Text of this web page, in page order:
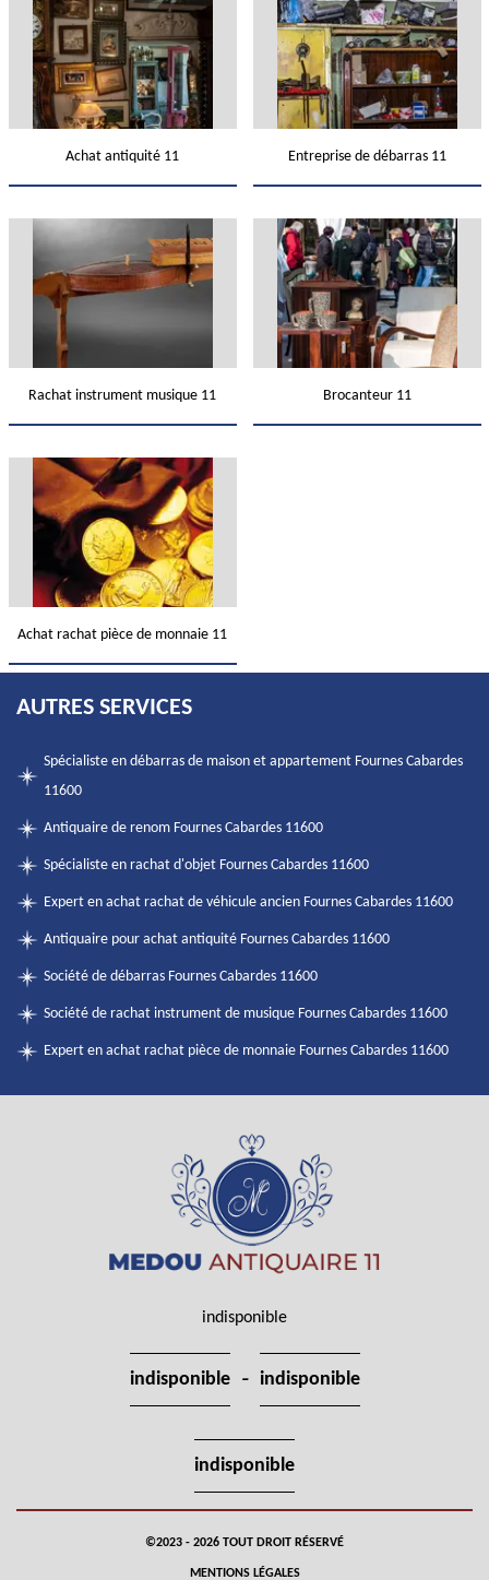
Achat antiquité 11 Entreprise de débarras 11
Rachat instrument musique 11 Brocanteur 11
Achat rachat pièce de monnaie 11
AUTRES SERVICES
Spécialiste en débarras de maison et appartement Fournes Cabardes
11600
Antiquaire de renom Fournes Cabardes 11600
Spécialiste en rachat d'objet Fournes Cabardes 11600
Expert en achat rachat de véhicule ancien Fournes Cabardes 11600
Antiquaire pour achat antiquité Fournes Cabardes 11600
Société de débarras Fournes Cabardes 11600
Société de rachat instrument de musique Fournes Cabardes 11600
Expert en achat rachat pièce de monnaie Fournes Cabardes 11600
indisponible
indisponible - indisponible
indisponible
©2023 - 2026 TOUT DROIT RÉSERVÉ
MENTIONS LÉGALES